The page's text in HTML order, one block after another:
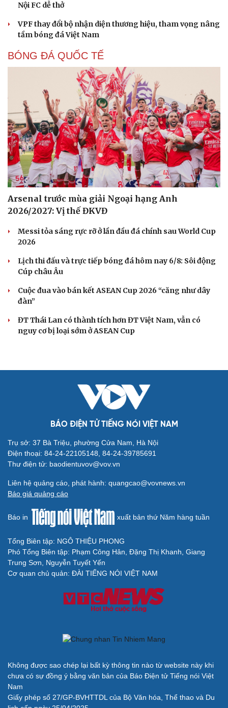
Cải chính
Nội FC dễ thở
VPF thay đổi bộ nhận diện thương hiệu, tham vọng nâng
tầm bóng đá Việt Nam
BÓNG ĐÁ QUỐC TẾ
Arsenal trước mùa giải Ngoại hạng Anh
2026/2027: Vị thế ĐKVĐ
Messi tỏa sáng rực rỡ ở lần đầu đá chính sau World Cup
2026
Lịch thi đấu và trực tiếp bóng đá hôm nay 6/8: Sôi động
Cúp châu Âu
Cuộc đua vào bán kết ASEAN Cup 2026 “căng như dây
đàn”
ĐT Thái Lan có thành tích hơn ĐT Việt Nam, vẫn có
nguy cơ bị loại sớm ở ASEAN Cup
BÁO ĐIỆN TỬ TIẾNG NÓI VIỆT NAM
Trụ sở: 37 Bà Triệu, phường Cửa Nam, Hà Nội
Điện thoại: 84-24-22105148, 84-24-39785691
Thư điện tử: baodientuvov@vov.vn
Liên hệ quảng cáo, phát hành: quangcao@vovnews.vn
Báo giá quảng cáo
Báo in xuất bản thứ Năm hàng tuần
Tổng Biên tập: NGÔ THIỆU PHONG
Phó Tổng Biên tập: Phạm Công Hân, Đặng Thị Khanh, Giang
Trung Sơn, Nguyễn Tuyết Yến
Cơ quan chủ quản: ĐÀI TIẾNG NÓI VIỆT NAM
Không được sao chép lại bất kỳ thông tin nào từ website này khi
chưa có sự đồng ý bằng văn bản của Báo Điện tử Tiếng nói Việt
Nam
Giấy phép số 27/GP-BVHTTDL của Bộ Văn hóa, Thể thao và Du